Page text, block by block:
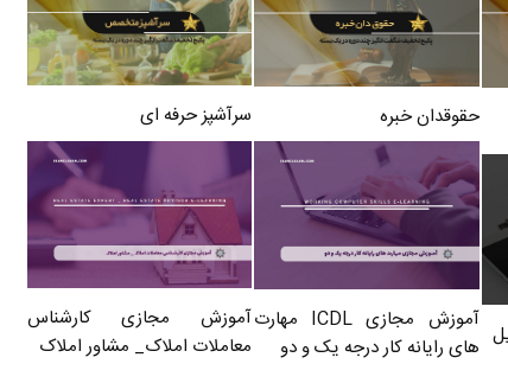
حقوقدان خبره سرآشپز حرفه ای
آموزش مجازی ICDL مهارت
های رایانه کار درجه یک و دو
آموزش مجازی کارشناس
معاملات املاک_ مشاور املاک